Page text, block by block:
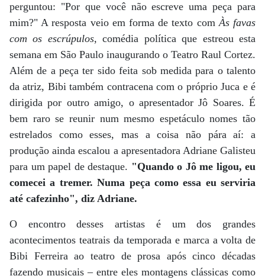
perguntou: "Por que você não escreve uma peça para
mim?" A resposta veio em forma de texto comÀs favas
com os escrúpulos, comédia política que estreou esta
semana em São Paulo inaugurando o Teatro Raul Cortez.
Além de a peça ter sido feita sob medida para o talento
da atriz, Bibi também contracena com o próprio Juca e é
dirigida por outro amigo, o apresentador Jô Soares. É
bem raro se reunir num mesmo espetáculo nomes tão
estrelados como esses, mas a coisa não pára aí: a
produção ainda escalou a apresentadora Adriane Galisteu
para um papel de destaque. "Quando o Jô me ligou, eu
comecei a tremer. Numa peça como essa eu serviria
até cafezinho", diz Adriane.
O encontro desses artistas é um dos grandes
acontecimentos teatrais da temporada e marca a volta de
Bibi Ferreira ao teatro de prosa após cinco décadas
fazendo musicais – entre eles montagens clássicas como